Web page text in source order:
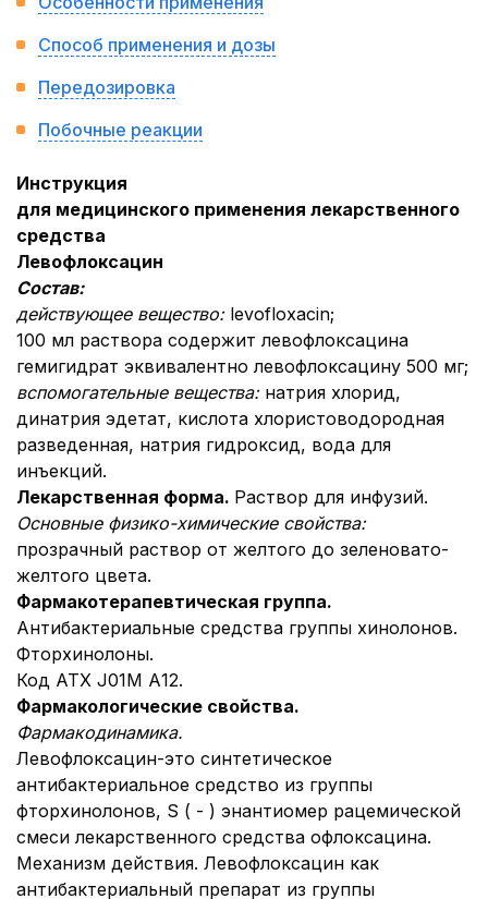
Способ применения и дозы
Передозировка
Побочные реакции
Инструкция
для медицинского применения лекарственного
средства
Левофлоксацин
Состав:
действующее вещество: levofloxacin;
100 мл раствора содержит левофлоксацина
гемигидрат эквивалентно левофлоксацину 500 мг;
вспомогательные вещества: натрия хлорид,
динатрия эдетат, кислота хлористоводородная
разведенная, натрия гидроксид, вода для
инъекций.
Лекарственная форма. Раствор для инфузий.
Основные физико-химические свойства:
прозрачный раствор от желтого до зеленовато-
желтого цвета.
Фармакотерапевтическая группа.
Антибактериальные средства группы хинолонов.
Фторхинолоны.
Код АТХ Ј01М А12.
Фармакологические свойства.
Фармакодинамика.
Левофлоксацин-это синтетическое
антибактериальное средство из группы
фторхинолонов, S ( - ) энантиомер рацемической
смеси лекарственного средства офлоксацина.
Механизм действия. Левофлоксацин как
антибактериальный препарат из группы